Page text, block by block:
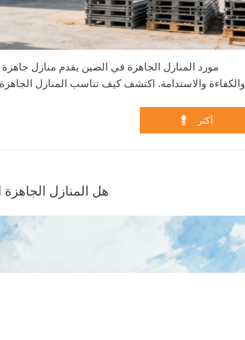
مورد المنازل الجاهزة في الصين يقدم منازل
والكفاءة والاستدامة. اكتشف كيف تناسب المنازل
 أكثر
هل المنازل الجاهزة